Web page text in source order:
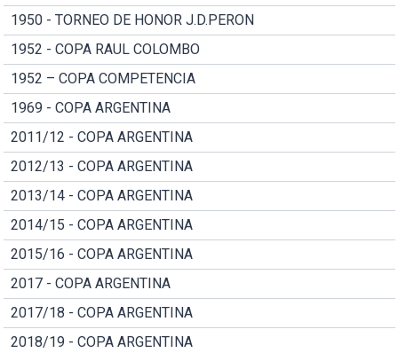
1950 - TORNEO DE HONOR J.D.PERON
1952 - COPA RAUL COLOMBO
1952 – COPA COMPETENCIA
1969 - COPA ARGENTINA
2011/12 - COPA ARGENTINA
2012/13 - COPA ARGENTINA
2013/14 - COPA ARGENTINA
2014/15 - COPA ARGENTINA
2015/16 - COPA ARGENTINA
2017 - COPA ARGENTINA
2017/18 - COPA ARGENTINA
2018/19 - COPA ARGENTINA